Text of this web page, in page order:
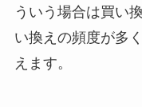
ういう場合は買い
い換えの頻度が多
えます。